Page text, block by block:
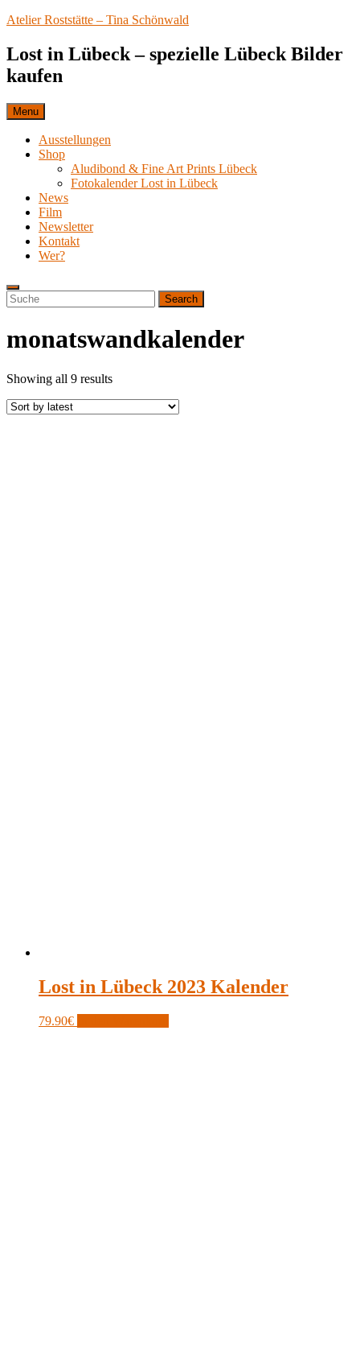
Skip
content
Atelier Roststätte – Tina Schönwald
Lost in Lübeck – spezielle Lübeck Bilder
kaufen
Menu
Ausstellungen
Shop
Aludibond & Fine Art Prints Lübeck
Fotokalender Lost in Lübeck
News
Film
Newsletter
Kontakt
Wer?
Search
Search
for:
Search
monatswandkalender
Showing all 9 resultsSorted
Lost in Lübeck 2023 Kalender
79.90€